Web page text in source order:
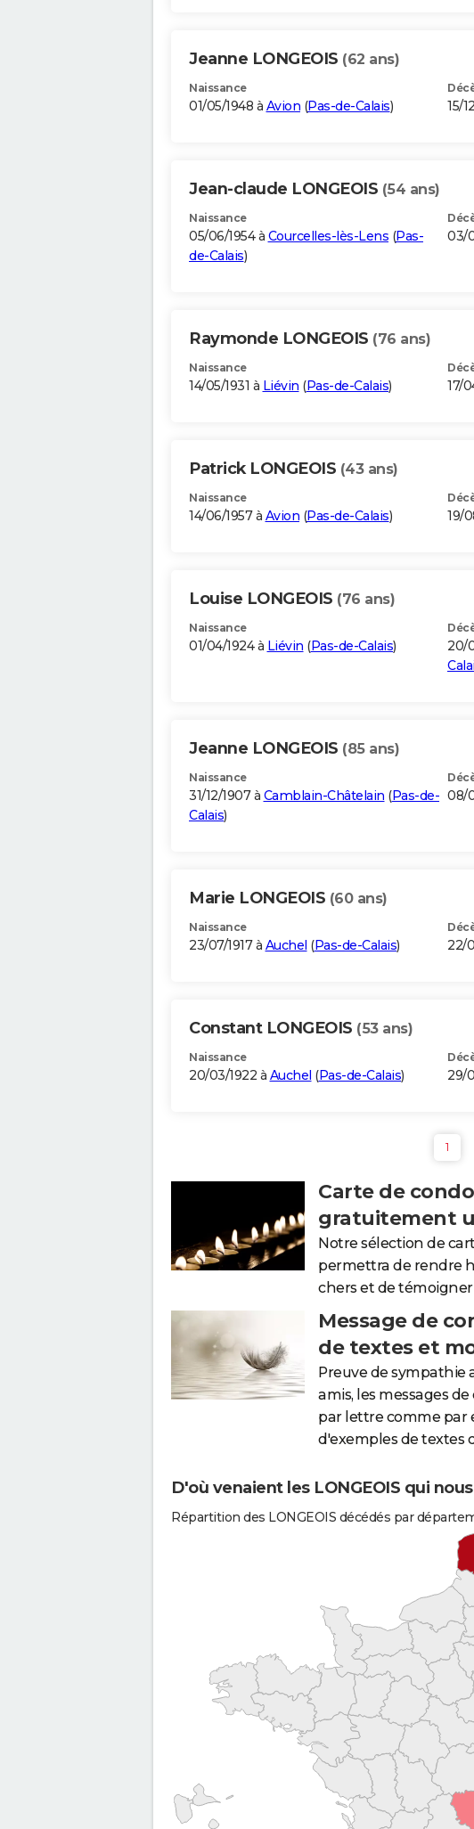
Jeanne LONGEOIS (62 ans)
Naissance
01/05/1948 à Avion (Pas-de-Calais) 15/
Jean-claude LONGEOIS (54 ans)
Naissance
05/06/1954 à Courcelles-lès-Lens (Pas-
de-Calais)
03/
Raymonde LONGEOIS (76 ans)
Naissance
14/05/1931 à Liévin (Pas-de-Calais) 17/
Patrick LONGEOIS (43 ans)
Naissance
14/06/1957 à Avion (Pas-de-Calais) 19/
Louise LONGEOIS (76 ans)
Naissance
01/04/1924 à Liévin (Pas-de-Calais) 20/
Jeanne LONGEOIS (85 ans)
Naissance
31/12/1907 à Camblain-Châtelain (Pas-de-
Calais)
08/
Marie LONGEOIS (60 ans)
Naissance
23/07/1917 à Auchel (Pas-de-Calais) 22/
Constant LONGEOIS (53 ans)
Naissance
20/03/1922 à Auchel (Pas-de-Calais) 29/
1
Carte de
gratuitement
Notre sélection de
permettra de rendre
chers et de
Message de
de textes et
Preuve de sympathie
amis, les messages
par lettre comme par
d'exemples de textes
D'où venaient les LONGEOIS qui
Répartition des LONGEOIS décédés par